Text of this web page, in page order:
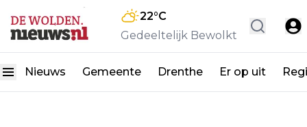
22°C
Gedeeltelijk Bewolkt
Nieuws Gemeente Drenthe Er op uit